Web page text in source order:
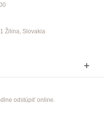
Žilina, Slovakia
odstúpiť online.